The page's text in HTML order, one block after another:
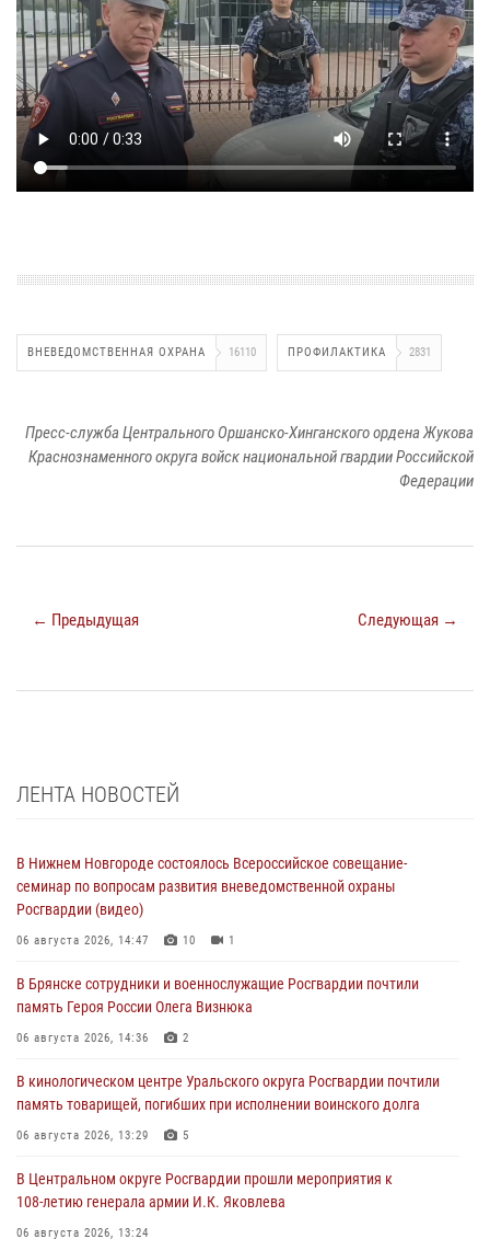
ВНЕВЕДОМСТВЕННАЯ ОХРАНА 16110 ПРОФИЛАКТИКА 2831
Пресс-служба Центрального Оршанско-Хинганского ордена Жукова
Краснознаменного округа войск национальной гвардии Российской
Федерации
← Предыдущая Следующая →
ЛЕНТА НОВОСТЕЙ
В Нижнем Новгороде состоялось Всероссийское совещание-
семинар по вопросам развития вневедомственной охраны
Росгвардии (видео)
06 августа 2026, 14:47 10 1
В Брянске сотрудники и военнослужащие Росгвардии почтили
память Героя России Олега Визнюка
06 августа 2026, 14:36 2
В кинологическом центре Уральского округа Росгвардии почтили
память товарищей, погибших при исполнении воинского долга
06 августа 2026, 13:29 5
В Центральном округе Росгвардии прошли мероприятия к
108‑летию генерала армии И.К. Яковлева
06 августа 2026, 13:24